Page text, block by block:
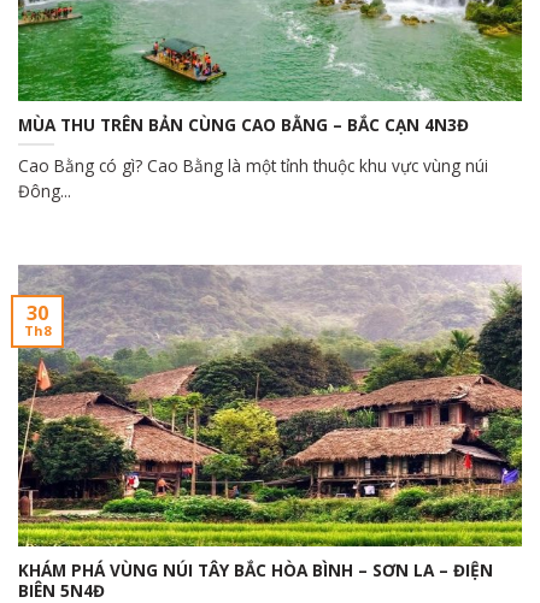
MÙA THU TRÊN BẢN CÙNG CAO BẰNG – BẮC CẠN 4N3Đ
Cao Bằng có gì? Cao Bằng là một tỉnh thuộc khu vực vùng núi
Đông...
KHÁM PHÁ VÙNG NÚI TÂY BẮC HÒA BÌNH – SƠN LA – ĐIỆN
BIÊN 5N4Đ
30
Th8